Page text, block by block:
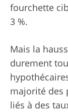
fourchette
3 %.
Mais la
durement
majorité des
liés à des